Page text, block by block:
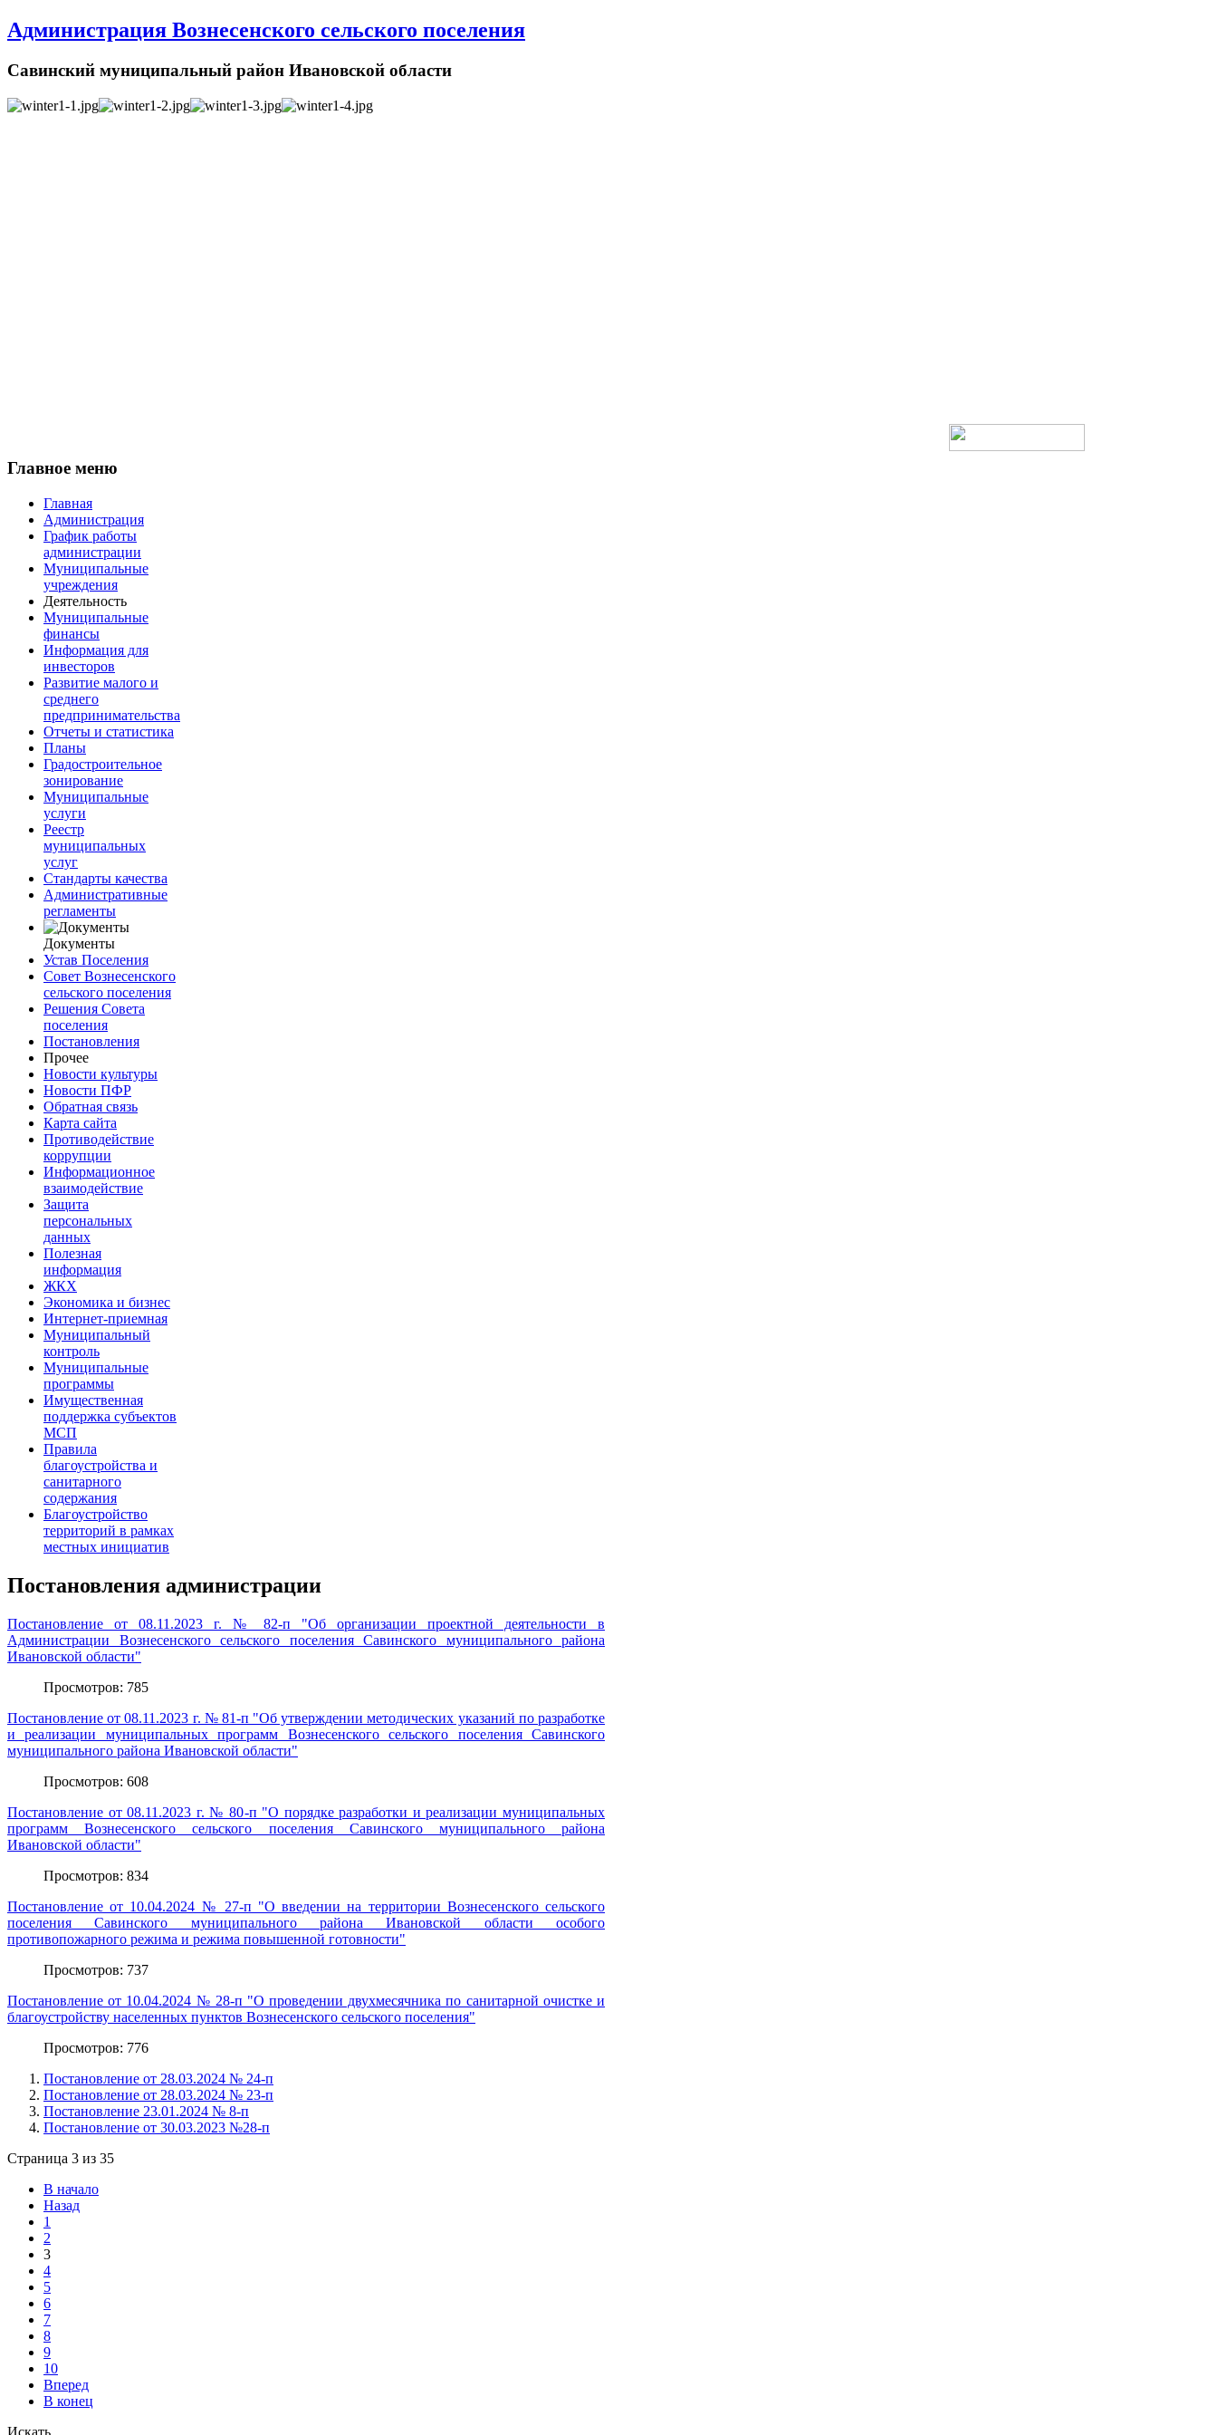
Администрация Вознесенского сельского поселения
Савинский муниципальный район Ивановской области
Главное меню
Главная
Администрация
График работы
администрации
Муниципальные
учреждения
Деятельность
Муниципальные
финансы
Информация для
инвесторов
Развитие малого и
среднего
предпринимательства
Отчеты и статистика
Планы
Градостроительное
зонирование
Муниципальные
услуги
Реестр
муниципальных
услуг
Стандарты качества
Административные
регламенты
Документы
Устав Поселения
Совет Вознесенского
сельского поселения
Решения Совета
поселения
Постановления
Прочее
Новости культуры
Новости ПФР
Обратная связь
Карта сайта
Противодействие
коррупции
Информационное
взаимодействие
Защита
персональных
данных
Полезная
информация
ЖКХ
Экономика и бизнес
Интернет-приемная
Муниципальный
контроль
Муниципальные
программы
Имущественная
поддержка субъектов
МСП
Правила
благоустройства и
санитарного
содержания
Благоустройство
территорий в рамках
местных инициатив
Постановления администрации
Постановление от 08.11.2023 г. № 82-п "Об организации проектной деятельности в
Администрации Вознесенского сельского поселения Савинского муниципального района
Ивановской области"
Просмотров: 785
Постановление от 08.11.2023 г. № 81-п "Об утверждении методических указаний по разработке
и реализации муниципальных программ Вознесенского сельского поселения Савинского
муниципального района Ивановской области"
Просмотров: 608
Постановление от 08.11.2023 г. № 80-п "О порядке разработки и реализации муниципальных
программ Вознесенского сельского поселения Савинского муниципального района
Ивановской области"
Просмотров: 834
Постановление от 10.04.2024 № 27-п "О введении на территории Вознесенского сельского
поселения Савинского муниципального района Ивановской области особого
противопожарного режима и режима повышенной готовности"
Просмотров: 737
Постановление от 10.04.2024 № 28-п "О проведении двухмесячника по санитарной очистке и
благоустройству населенных пунктов Вознесенского сельского поселения"
Просмотров: 776
Постановление от 28.03.2024 № 24-п
Постановление от 28.03.2024 № 23-п
Постановление 23.01.2024 № 8-п
Постановление от 30.03.2023 №28-п
Страница 3 из 35
В начало
Назад
1
2
3
4
5
6
7
8
9
10
Вперед
В конец
Искать...